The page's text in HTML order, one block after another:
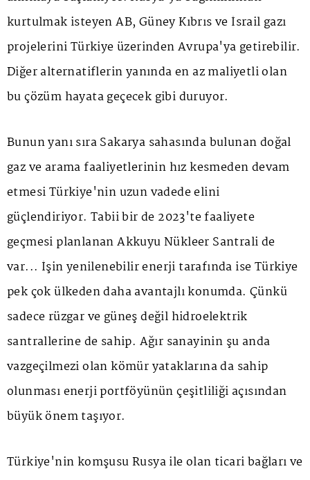
kurtulmak isteyen AB, Güney Kıbrıs ve İsrail gazı
projelerini Türkiye üzerinden Avrupa'ya getirebilir.
Diğer alternatiflerin yanında en az maliyetli olan
bu çözüm hayata geçecek gibi duruyor.
Bunun yanı sıra Sakarya sahasında bulunan doğal
gaz ve arama faaliyetlerinin hız kesmeden devam
etmesi Türkiye'nin uzun vadede elini
güçlendiriyor. Tabii bir de 2023'te faaliyete
geçmesi planlanan Akkuyu Nükleer Santrali de
var... İşin yenilenebilir enerji tarafında ise Türkiye
pek çok ülkeden daha avantajlı konumda. Çünkü
sadece rüzgar ve güneş değil hidroelektrik
santrallerine de sahip. Ağır sanayinin şu anda
vazgeçilmezi olan kömür yataklarına da sahip
olunması enerji portföyünün çeşitliliği açısından
büyük önem taşıyor.
Türkiye'nin komşusu Rusya ile olan ticari bağları ve